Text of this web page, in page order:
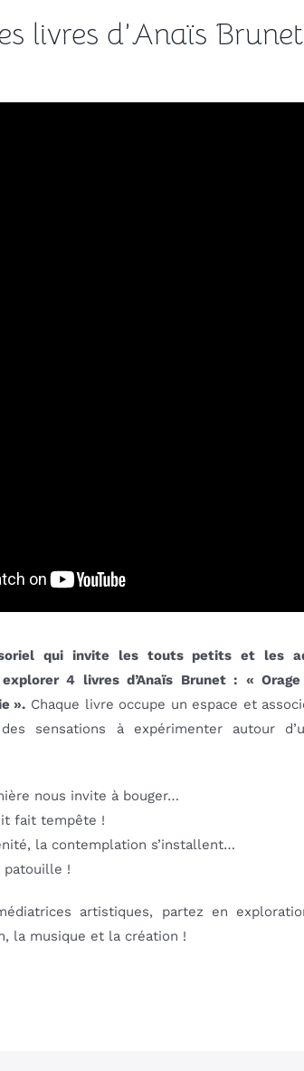
livres d’Anaïs Brunet
qui invite les touts petits et les
4 livres d’Anaïs Brunet : «
». Chaque livre occupe un espace et
sensations à expérimenter autour
nous invite à bouger…
fait tempête !
la contemplation s’installent…
patouille !
artistiques, partez en
la musique et la création !